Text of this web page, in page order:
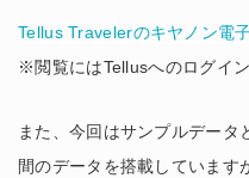
Tellus Travelerのキヤノン電
※閲覧にはTellusへのログイン
また、今回はサンプルデータ
間のデータを搭載しています